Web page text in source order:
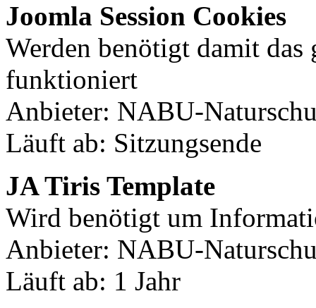
Joomla Session Cookies
Werden benötigt damit
funktioniert
Anbieter: NABU-
Läuft ab: Sitzungsende
JA Tiris Template
Wird benötigt um
Anbieter: NABU-
Läuft ab: 1 Jahr